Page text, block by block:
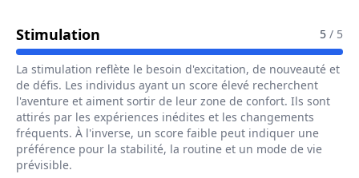
Stimulation Pour Le Métier De Ingénieur /5 / 5
La stimulation reflète le besoin d'excitation, de nouveauté et
de défis. Les individus ayant un score élevé recherchent
l'aventure et aiment sortir de leur zone de confort. Ils sont
attirés par les expériences inédites et les changements
fréquents. À l'inverse, un score faible peut indiquer une
préférence pour la stabilité, la routine et un mode de vie
prévisible.